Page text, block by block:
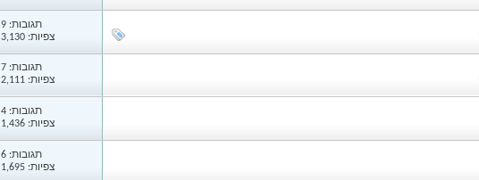
תגובות: 9
צפיות: 3,130
תגובות: 7
צפיות: 2,111
תגובות: 4
צפיות: 1,436
תגובות: 6
צפיות: 1,695